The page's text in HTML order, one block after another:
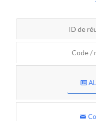
ID de
Code /